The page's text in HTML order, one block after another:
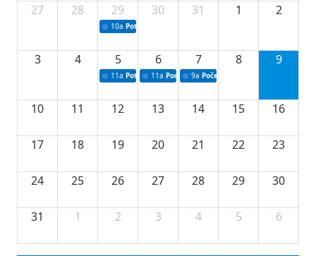
27
28 29
10a Potpisivanje ugovora sa neprofitnim
30 31 1 2
3 4 5
11a Potpisivanje ugovora o stipendijama za
6
11a Podrška razvoju vodne infrastrukture u
7
9a Početak izgradnje nove
8 9
10 11 12 13 14 15 16
17 18 19 20 21 22 23
24 25 26 27 28 29 30
31 1 2 3 4 5 6